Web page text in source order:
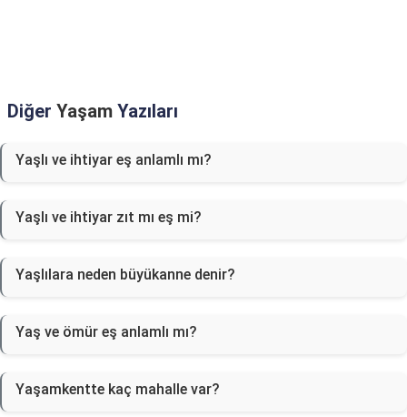
Diğer Yaşam Yazıları
Yaşlı ve ihtiyar eş anlamlı mı?
Yaşlı ve ihtiyar zıt mı eş mi?
Yaşlılara neden büyükanne denir?
Yaş ve ömür eş anlamlı mı?
Yaşamkentte kaç mahalle var?